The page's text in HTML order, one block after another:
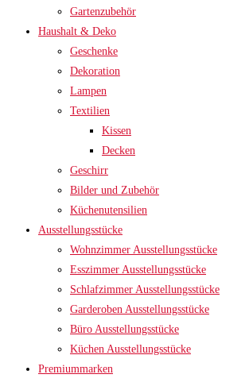
Gartenzubehör
Haushalt & Deko
Geschenke
Dekoration
Lampen
Textilien
Kissen
Decken
Geschirr
Bilder und Zubehör
Küchenutensilien
Ausstellungsstücke
Wohnzimmer Ausstellungsstücke
Esszimmer Ausstellungsstücke
Schlafzimmer Ausstellungsstücke
Garderoben Ausstellungsstücke
Büro Ausstellungsstücke
Küchen Ausstellungsstücke
Premiummarken